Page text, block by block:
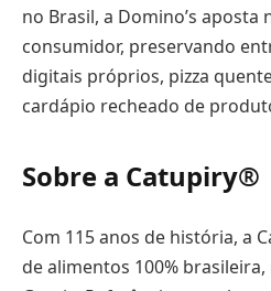
no Brasil, a Domino’s aposta
consumidor, preservando
digitais próprios, pizza
cardápio recheado de
Sobre a Catupiry®
Com 115 anos de história, a
de alimentos 100%